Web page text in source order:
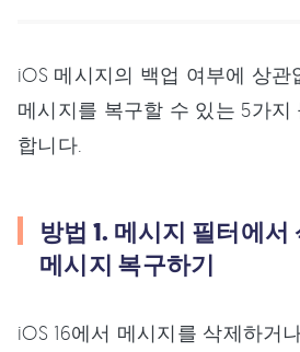
iOS 메시지의 백업 여부에 상관
메시지를 복구할 수 있는 5가지
합니다.
방법 1. 메시지 필터에
메시지 복구하기
iOS 16에서 메시지를 삭제하거